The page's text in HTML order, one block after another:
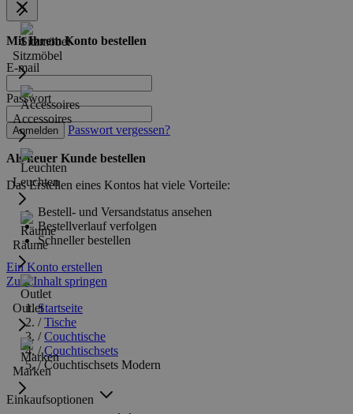
Sitzmöbel
Accessoires
Leuchten
Räume
Outlet
Marken
Mit Ihrem Konto bestellen
E-mail
Passwort
Anmelden Passwort vergessen?
Als neuer Kunde bestellen
Das Erstellen eines Kontos hat viele Vorteile:
Bestell- und Versandstatus ansehen
Bestellverlauf verfolgen
Schneller bestellen
Ein Konto erstellen
Zum Inhalt springen
Startseite
/ Tische
/ Couchtische
/ Couchtischsets
/ Couchtischsets Modern
Einkaufsoptionen